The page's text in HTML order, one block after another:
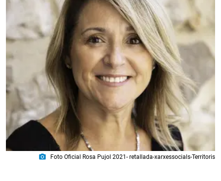
photo_camera Foto Oficial Rosa Pujol 2021- retallada-xarxessocials-Territoris